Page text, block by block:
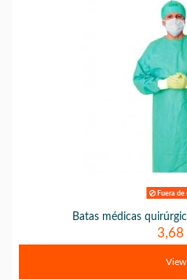
Fuera de
Batas médicas
3,68
View